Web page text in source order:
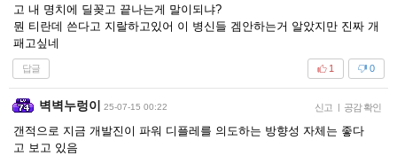
고 내 명치에 딜꽂고 끝나는게 말이되냐?
뭔 티란데 쓴다고 지랄하고있어 이 병신들 겜안하는거 알았지만 진짜 개
패고싶네
답글 0
1
벽벽누렁이 25-07-15 00:22 신고 | 공감 확인
갠적으로 지금 개발진이 파워 디플레를 의도하는 방향성 자체는 좋다
고 보고 있음